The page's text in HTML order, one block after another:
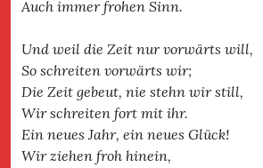
Auch immer frohen Sinn.
Und weil die Zeit nur vorwärts will,
So schreiten vorwärts wir;
Die Zeit gebeut, nie stehn wir still,
Wir schreiten fort mit ihr.
Ein neues Jahr, ein neues Glück!
Wir ziehen froh hinein,